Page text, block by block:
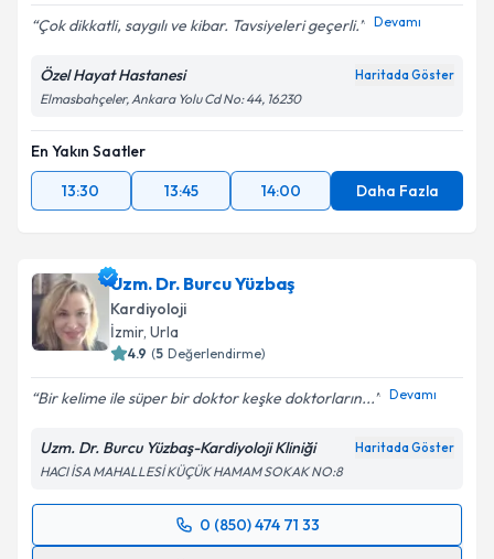
Kişisel verilerimin işlenmesine ilişkin
Metni'ni okudum ve kişisel verilerimin belirtilen
kapsamda işlenmesini kabul ediyorum.
Çok dikkatli, saygılı ve kibar. Tavsiyeleri geçerli. Devamı
Özel Hayat Hastanesi Haritada Göster
Elmasbahçeler, Ankara Yolu Cd No: 44, 16230
En Yakın Saatler
13:30
13:45 14:00 Daha Fazla
Uzm. Dr. Burcu Yüzbaş
Kardiyoloji
İzmir, Urla
4.9 (5 Değerlendirme)
Bir kelime ile süper bir doktor keşke doktorların... Devamı
Uzm. Dr. Burcu Yüzbaş-Kardiyoloji Kliniği Haritada Göster
HACI İSA MAHALLESİ KÜÇÜK HAMAM SOKAK NO:8
0 (850) 474 71 33
Randevu Takvimi Talebi